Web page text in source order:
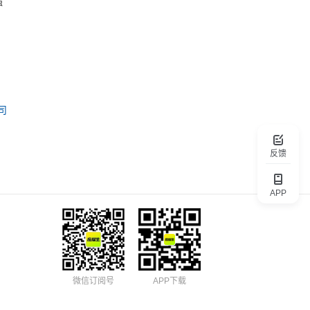
反馈
APP
APP下载
微信订阅号